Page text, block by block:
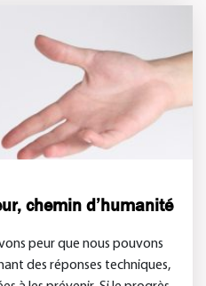
chemin d’humanité
peur que nous pouvons
des réponses techniques,